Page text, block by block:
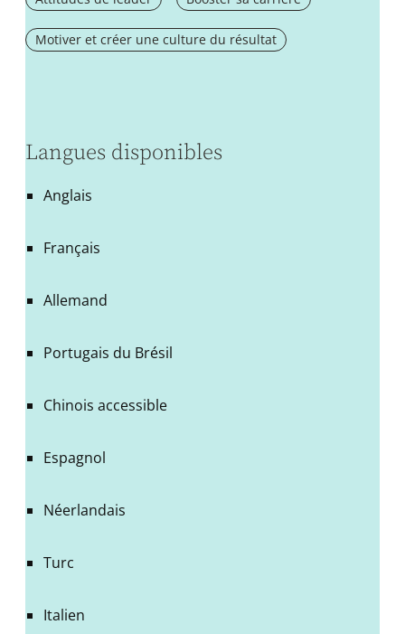
Motiver et créer une culture du résultat
Langues disponibles
Anglais
Français
Allemand
Portugais du Brésil
Chinois accessible
Espagnol
Néerlandais
Turc
Italien